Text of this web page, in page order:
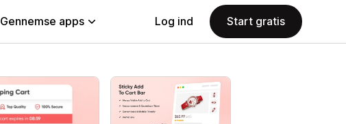
Gennemse apps Log ind Start gratis